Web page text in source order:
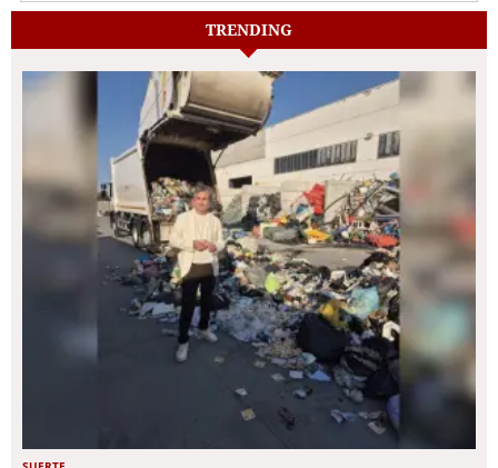
TRENDING